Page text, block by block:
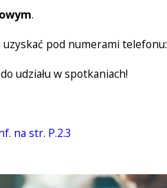
.
pod numerami telefonu:
udziału w spotkaniach!
na str. P.2.3